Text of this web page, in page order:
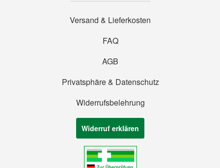
Versand & Lieferkosten
FAQ
AGB
Privatsphäre & Datenschutz
Widerrufsbelehrung
Widerruf erklären